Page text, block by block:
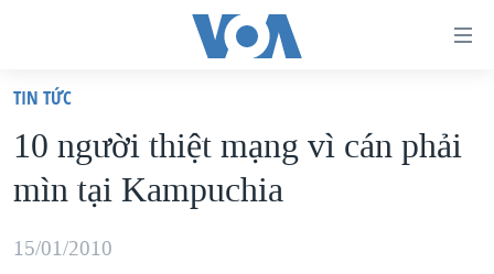
truy
cập
Tới
dung
VIỆT NAM
HOA KỲ
BIỂN ĐÔNG
TIN TỨC
10 người thiệt mạng vì cán phải
mìn tại Kampuchia
15/01/2010